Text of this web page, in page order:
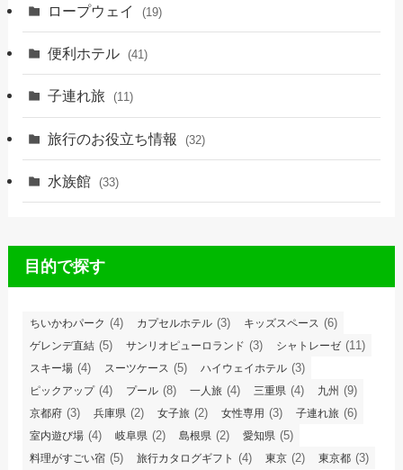
ロープウェイ (19)
便利ホテル (41)
子連れ旅 (11)
旅行のお役立ち情報 (32)
水族館 (33)
目的で探す
ちいかわパーク (4) カプセルホテル (3) キッズスペース (6)
ゲレンデ直結 (5) サンリオピューロランド (3) シャトレーゼ (11)
スキー場 (4) スーツケース (5) ハイウェイホテル (3)
ピックアップ(4) プール (8) 一人旅 (4) 三重県 (4) 九州 (9)
京都府 (3) 兵庫県 (2) 女子旅 (2) 女性専用 (3) 子連れ旅 (6)
室内遊び場 (4) 岐阜県 (2) 島根県 (2) 愛知県 (5)
料理がすごい宿 (5) 旅行カタログギフト (4) 東京 (2) 東京都 (3)